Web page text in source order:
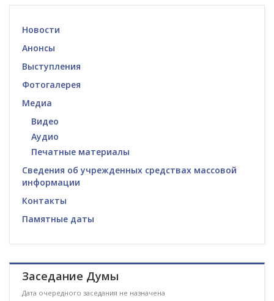
Новости
Анонсы
Выступления
Фотогалерея
Медиа
Видео
Аудио
Печатные материалы
Сведения об учрежденных средствах массовой
информации
Контакты
Памятные даты
Заседание Думы
Дата очередного заседания не назначена